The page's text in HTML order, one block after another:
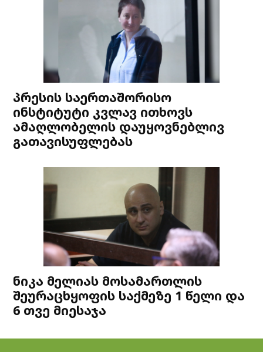
პრესის საერთაშორისო
ინსტიტუტი კვლავ ითხოვს
ამაღლობელის დაუყოვნებლივ
გათავისუფლებას
ნიკა მელიას მოსამართლის
შეურაცხყოფის საქმეზე 1 წელი და
6 თვე მიესაჯა